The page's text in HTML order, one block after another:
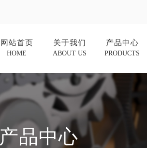
网站首页
HOME
关于我们
ABOUT US
产品中心
PRODUCTS
产品中心